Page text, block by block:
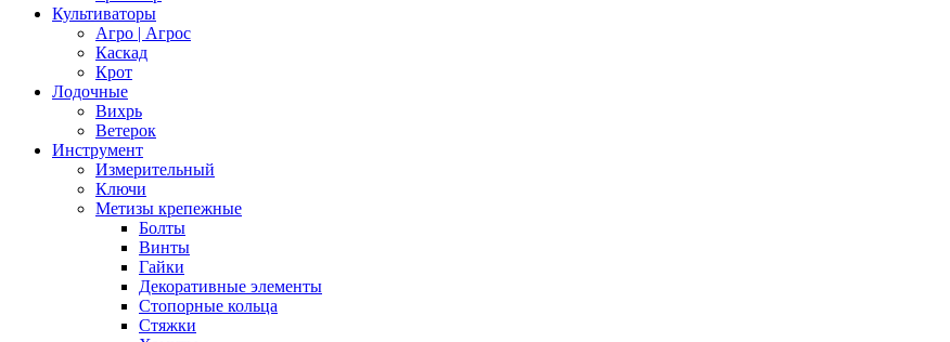
Культиваторы
Агро | Агрос
Каскад
Крот
Лодочные
Вихрь
Ветерок
Инструмент
Измерительный
Ключи
Метизы крепежные
Болты
Винты
Гайки
Декоративные элементы
Стопорные кольца
Стяжки